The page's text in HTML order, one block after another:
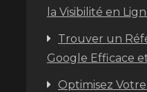
la Visibilité en
Trouver un
Google Efficace
Optimisez